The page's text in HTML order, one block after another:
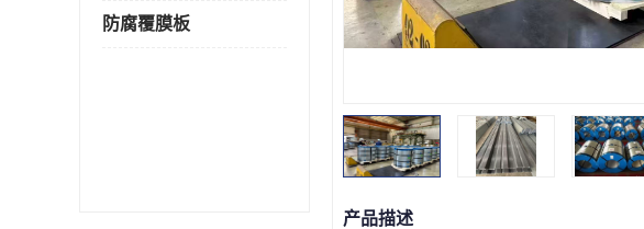
防腐覆膜板
产品描述